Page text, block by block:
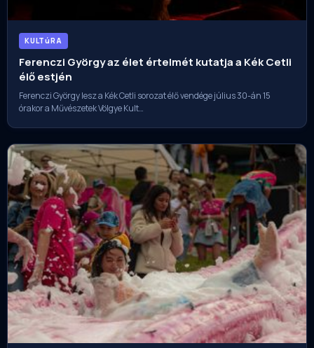
KULTúRA
Ferenczi György az élet értelmét kutatja a Kék Cetli
élő estjén
Ferenczi György lesz a Kék Cetli sorozat élő vendége július 30-án 15
órakor a Művészetek Völgye Kult…